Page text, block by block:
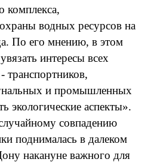
комплекса,
водных ресурсов на
По его мнению, в этом
интересы всех
транспортников,
и промышленных
экологические аспекты».
совпадению
поднималась в далеком
накануне важного для